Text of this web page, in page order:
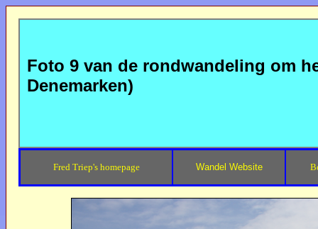
Foto 9 van de rondwandeling om
Denemarken)
Fred Triep's homepage Wandel Website